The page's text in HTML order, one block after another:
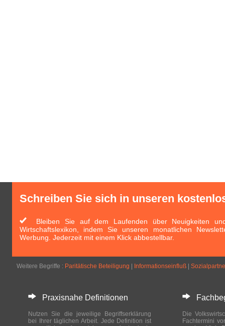
Schreiben Sie sich in unseren
Bleiben Sie auf dem Laufenden über Neuigkeiten
Wirtschaftslexikon, indem Sie unseren monatlichen
Werbung. Jederzeit mit einem Klick abbestellbar.
Weitere Begriffe : Paritätische Beteiligung Informationseinfluß
Praxisnahe Definitionen
Nutzen Sie die jeweilige Begriffserklärung
bei Ihrer täglichen Arbeit. Jede Definition ist
Die
Fachtermini